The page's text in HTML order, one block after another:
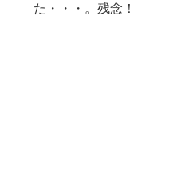
た・・・。残念！